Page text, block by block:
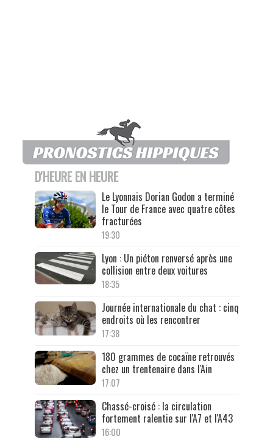
D'HEURE EN HEURE
Le Lyonnais Dorian Godon a terminé
le Tour de France avec quatre côtes
fracturées
19:30
Lyon : Un piéton renversé après une
collision entre deux voitures
18:35
Journée internationale du chat : cinq
endroits où les rencontrer
17:38
180 grammes de cocaïne retrouvés
chez un trentenaire dans l'Ain
17:07
Chassé-croisé : la circulation
fortement ralentie sur l'A7 et l'A43
16:00